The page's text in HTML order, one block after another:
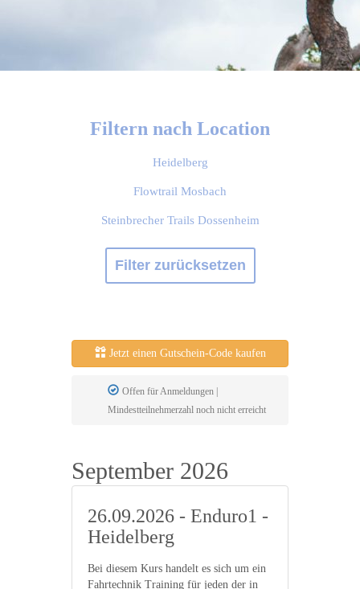
Filtern nach Location
Heidelberg
Flowtrail Mosbach
Steinbrecher Trails Dossenheim
Filter zurücksetzen
Jetzt einen Gutschein-Code kaufen
Offen für Anmeldungen |
Mindestteilnehmerzahl noch nicht erreicht
September 2026
26.09.2026 - Enduro1 -
Heidelberg
Bei diesem Kurs handelt es sich um ein
Fahrtechnik Training für jeden der in